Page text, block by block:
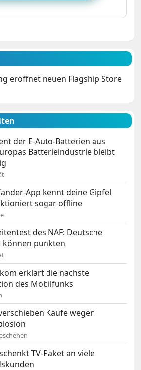
eröffnet neuen Flagship Store
der E-Auto-Batterien aus
Batterieindustrie bleibt
App kennt deine Gipfel
sogar offline
des NAF: Deutsche
können punkten
erklärt die nächste
des Mobilfunks
Käufe wegen
TV-Paket an viele